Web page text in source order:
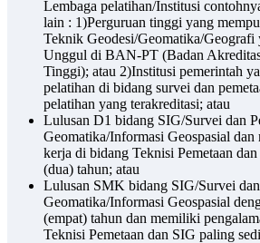
Lembaga pelatihan/Institusi
lain : 1)Perguruan tinggi yang
Teknik Geodesi/Geomatika/Geografi
Unggul di BAN-PT (Badan
Tinggi); atau 2)Institusi pemerintah
pelatihan di bidang survei dan
pelatihan yang terakreditasi; atau
Lulusan D1 bidang SIG/Survei dan
Geomatika/Informasi Geospasial
kerja di bidang Teknisi Pemetaan
(dua) tahun; atau
Lulusan SMK bidang SIG/Survei
Geomatika/Informasi Geospasial
(empat) tahun dan memiliki
Teknisi Pemetaan dan SIG paling